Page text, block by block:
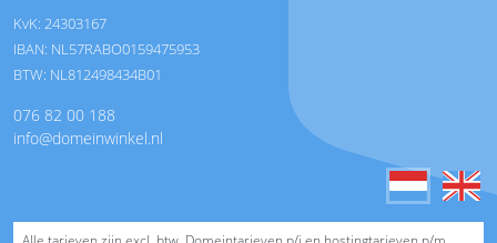
KvK: 24303167
IBAN: NL57RABO0159475953
BTW: NL812498434B01
076 82 00 188
info@domeinwinkel.nl